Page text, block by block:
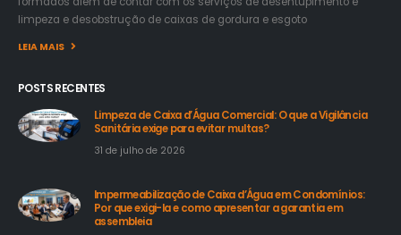
limpeza e desobstrução de caixas de gordura e esgoto
LEIA MAIS
POSTS RECENTES
Limpeza de Caixa d’Água Comercial: O que a Vigilância
Sanitária exige para evitar multas?
31 de julho de 2026
Impermeabilização de Caixa d’Água em Condomínios:
Por que exigi-la e como apresentar a garantia em
assembleia